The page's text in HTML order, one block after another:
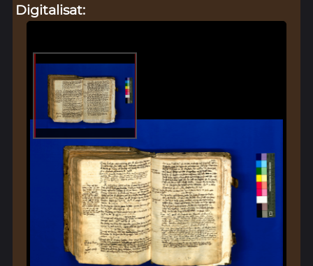
Digitalisat: